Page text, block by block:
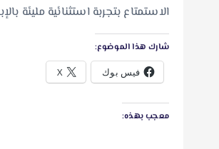
الاستمتاع بتجربة استثنائية مليئة
شارك هذا الموضوع:
فيس بوك X
معجب بهذه: